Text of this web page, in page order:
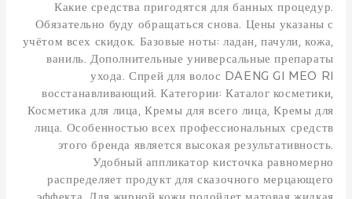
Какие средства пригодятся для банных процедур.
Обязательно буду обращаться снова. Цены указаны с
учётом всех скидок. Базовые ноты: ладан, пачули, кожа,
ваниль. Дополнительные универсальные препараты
ухода. Спрей для волос DAENG GI MEO RI
восстанавливающий. Категории: Каталог косметики,
Косметика для лица, Кремы для всего лица, Кремы для
лица. Особенностью всех профессиональных средств
этого бренда является высокая результативность.
Удобный аппликатор кисточка равномерно
распределяет продукт для сказочного мерцающего